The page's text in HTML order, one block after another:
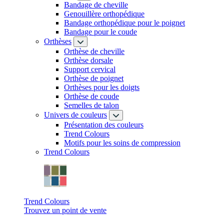
Bandage de cheville
Genouillère orthopédique
Bandage orthopédique pour le poignet
Bandage pour le coude
Orthèses
Orthèse de cheville
Orthèse dorsale
Support cervical
Orthèse de poignet
Orthèses pour les doigts
Orthèse de coude
Semelles de talon
Univers de couleurs
Présentation des couleurs
Trend Colours
Motifs pour les soins de compression
Trend Colours
Trend Colours
Trouvez un point de vente